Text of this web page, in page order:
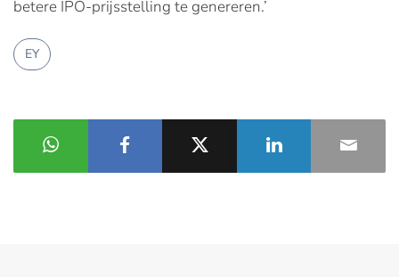
betere IPO-prijsstelling te genereren.’
EY